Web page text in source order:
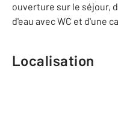
ouverture sur le séjour,
d'eau avec WC et d'une
Localisation